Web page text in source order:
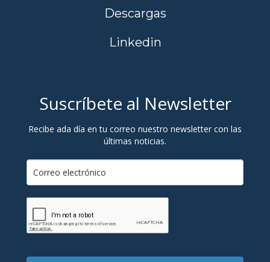
Descargas
Linkedin
Suscríbete al Newsletter
Recibe ada día en tu correo nuestro newsletter con las
últimas noticias.